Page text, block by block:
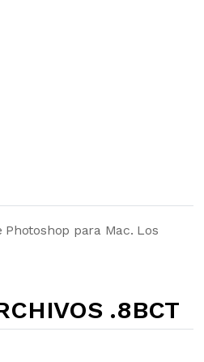
para Mac. Los
.8BCT